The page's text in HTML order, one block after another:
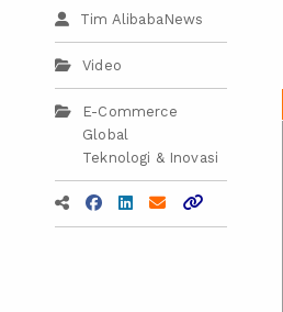
Tim AlibabaNews
Video
E-Commerce
Global
Teknologi & Inovasi